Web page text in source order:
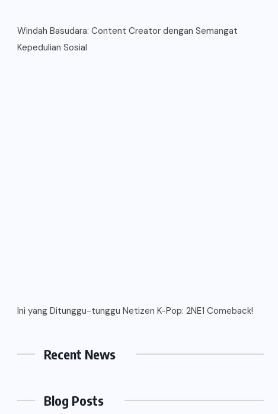
Windah Basudara: Content Creator dengan Semangat
Kepedulian Sosial
Ini yang Ditunggu-tunggu Netizen K-Pop: 2NE1 Comeback!
Recent News
Blog Posts